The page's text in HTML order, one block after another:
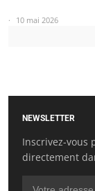
10 mai 2026
NEWSLETTER
Inscrivez-vous
directement